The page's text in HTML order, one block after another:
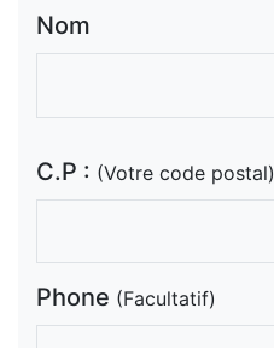
Nom
C.P : (Votre code postal)
Phone (Facultatif)